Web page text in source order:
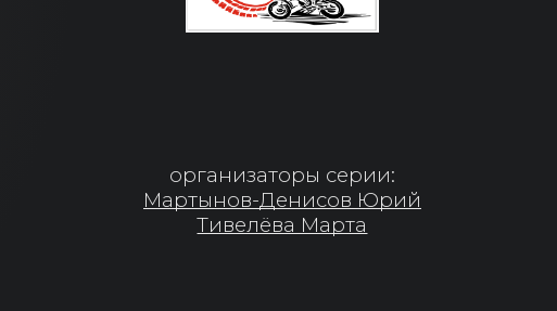
организаторы серии:
Мартынов-Денисов Юрий
Тивелёва Марта